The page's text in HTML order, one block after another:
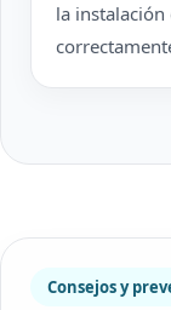
la
Consejos y